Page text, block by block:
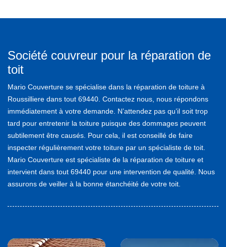
Société couvreur pour la réparation de
toit
Mario Couverture se spécialise dans la réparation de toiture à
Roussilliere dans tout 69440. Contactez nous, nous répondons
immédiatement à votre demande. N’attendez pas qu’il soit trop
tard pour entretenir la toiture puisque des dommages peuvent
subtilement être causés. Pour cela, il est conseillé de faire
inspecter régulièrement votre toiture par un spécialiste de toit.
Mario Couverture est spécialiste de la réparation de toiture et
intervient dans tout 69440 pour une intervention de qualité. Nous
assurons de veiller à la bonne étanchéité de votre toit.